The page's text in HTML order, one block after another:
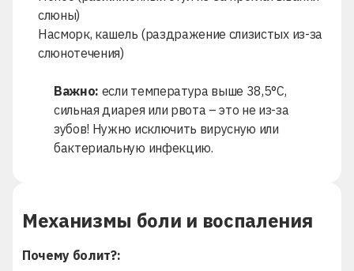
слюны)
Насморк, кашель (раздражение слизистых из-за
слюнотечения)
Важно: если температура выше 38,5°C,
сильная диарея или рвота – это не из-за
зубов! Нужно исключить вирусную или
бактериальную инфекцию.
Механизмы боли и воспаления
Почему болит?: